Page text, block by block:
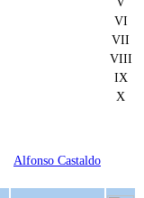
VI
VII
VIII
IX
X
Alfonso Castaldo